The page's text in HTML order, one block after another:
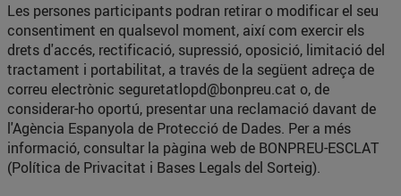
Les persones participants podran retirar o modificar el seu
consentiment en qualsevol moment, així com exercir els
drets d'accés, rectificació, supressió, oposició, limitació del
tractament i portabilitat, a través de la següent adreça de
correu electrònic seguretatlopd@bonpreu.cat o, de
considerar-ho oportú, presentar una reclamació davant de
l'Agència Espanyola de Protecció de Dades. Per a més
informació, consultar la pàgina web de BONPREU-ESCLAT
(Política de Privacitat i Bases Legals del Sorteig).